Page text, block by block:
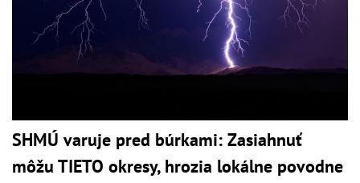
SHMÚ varuje pred búrkami: Zasiahnuť
môžu TIETO okresy, hrozia lokálne povodne